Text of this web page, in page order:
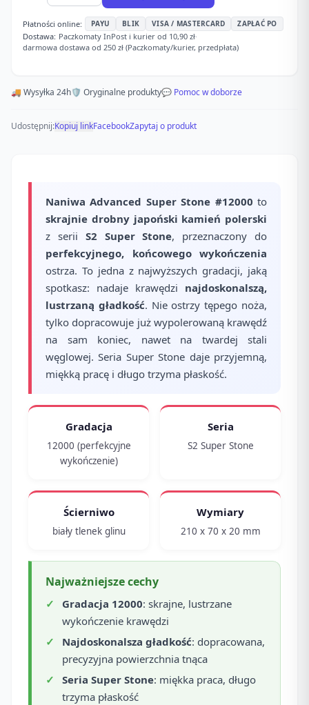
Płatności online: PAYU BLIK VISA / MASTERCARD ZAPŁAĆ PO
Dostawa: Paczkomaty InPost i kurier od 10,90 zł·
darmowa dostawa od 250 zł (Paczkomaty/kurier, przedpłata)
🚚 Wysyłka 24h🛡️ Oryginalne produkty💬 Pomoc w doborze
Udostępnij:Kopiuj linkFacebookZapytaj o produkt
Naniwa Advanced Super Stone #12000 to
skrajnie drobny japoński kamień polerski
z serii S2 Super Stone, przeznaczony do
perfekcyjnego, końcowego wykończenia
ostrza. To jedna z najwyższych gradacji, jaką
spotkasz: nadaje krawędzi najdoskonalszą,
lustrzaną gładkość. Nie ostrzy tępego noża,
tylko dopracowuje już wypolerowaną krawędź
na sam koniec, nawet na twardej stali
węglowej. Seria Super Stone daje przyjemną,
miękką pracę i długo trzyma płaskość.
Gradacja
12000 (perfekcyjne
wykończenie)
Seria
S2 Super Stone
Ścierniwo
biały tlenek glinu
Wymiary
210 x 70 x 20 mm
Najważniejsze cechy
Gradacja 12000: skrajne, lustrzane
wykończenie krawędzi
Najdoskonalsza gładkość: dopracowana,
precyzyjna powierzchnia tnąca
Seria Super Stone: miękka praca, długo
trzyma płaskość